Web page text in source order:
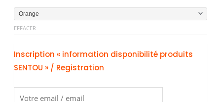
EFFACER
Inscription « information disponibilité produits
SENTOU » / Registration
de
Lampe
MUSHROOM